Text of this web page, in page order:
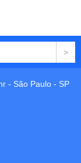
- São Paulo - SP